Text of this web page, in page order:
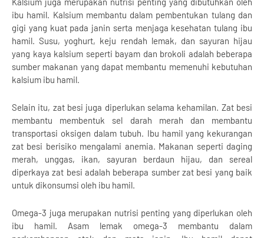
ibu hamil. Kalsium membantu dalam pembentukan tulang dan
gigi yang kuat pada janin serta menjaga kesehatan tulang ibu
hamil. Susu, yoghurt, keju rendah lemak, dan sayuran hijau
yang kaya kalsium seperti bayam dan brokoli adalah beberapa
sumber makanan yang dapat membantu memenuhi kebutuhan
kalsium ibu hamil.
Selain itu, zat besi juga diperlukan selama kehamilan. Zat besi
membantu membentuk sel darah merah dan membantu
transportasi oksigen dalam tubuh. Ibu hamil yang kekurangan
zat besi berisiko mengalami anemia. Makanan seperti daging
merah, unggas, ikan, sayuran berdaun hijau, dan sereal
diperkaya zat besi adalah beberapa sumber zat besi yang baik
untuk dikonsumsi oleh ibu hamil.
Omega-3 juga merupakan nutrisi penting yang diperlukan oleh
ibu hamil. Asam lemak omega-3 membantu dalam